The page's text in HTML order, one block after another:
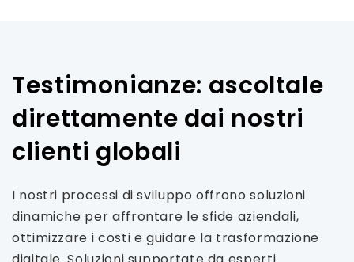
Testimonianze: ascoltale
direttamente dai nostri
clienti globali
I nostri processi di sviluppo offrono soluzioni
dinamiche per affrontare le sfide aziendali,
ottimizzare i costi e guidare la trasformazione